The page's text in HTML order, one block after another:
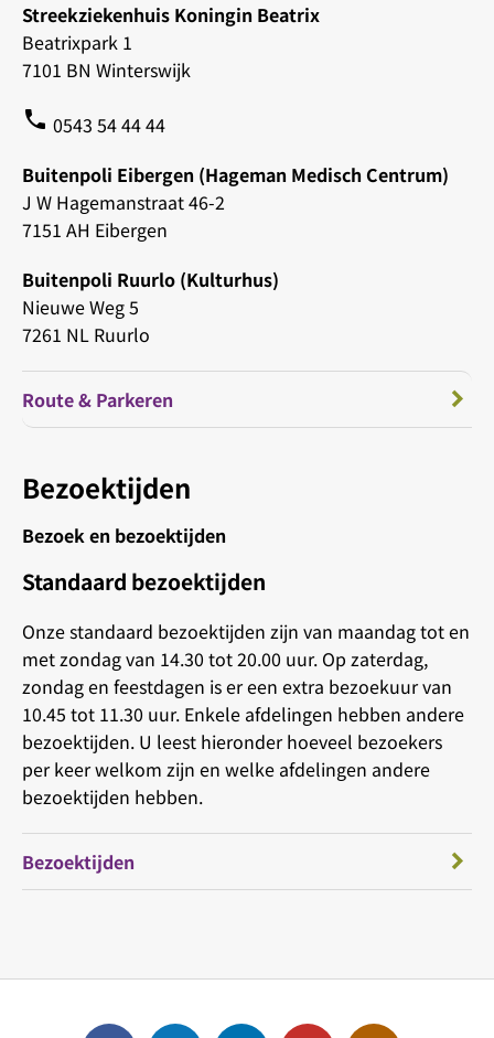
Streekziekenhuis Koningin Beatrix
Beatrixpark 1
7101 BN Winterswijk
phone 0543 54 44 44
Buitenpoli Eibergen (Hageman Medisch Centrum)
J W Hagemanstraat 46-2
7151 AH Eibergen
Buitenpoli Ruurlo (Kulturhus)
Nieuwe Weg 5
7261 NL Ruurlo
Route & Parkeren
Bezoektijden
Bezoek en bezoektijden
Standaard bezoektijden
Onze standaard bezoektijden zijn van maandag tot en
met zondag van 14.30 tot 20.00 uur. Op zaterdag,
zondag en feestdagen is er een extra bezoekuur van
10.45 tot 11.30 uur. Enkele afdelingen hebben andere
bezoektijden. U leest hieronder hoeveel bezoekers
per keer welkom zijn en welke afdelingen andere
bezoektijden hebben.
Bezoektijden